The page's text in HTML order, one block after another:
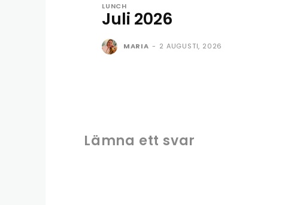
LUNCH
Juli 2026
MARIA - 2 AUGUSTI, 2026
Lämna ett svar